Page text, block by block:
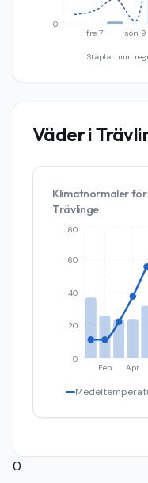
fre 7 sön 9
0
Staplar: mm
Väder i
Klimatnormaler för
Trävlinge
Feb Apr
0
20
40
60
80
0